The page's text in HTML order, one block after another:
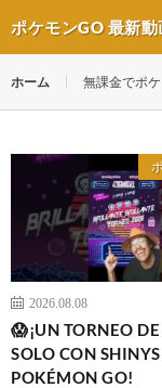
ポケモンGO 最新
ホーム 無課金でポ
2026.08.08
😱¡UN TORNEO
SOLO CON
POKÉMON GO!